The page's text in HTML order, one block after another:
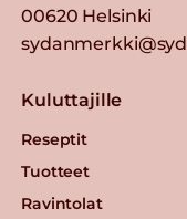
00620 Helsinki
Kuluttajille
Reseptit
Tuotteet
Ravintolat